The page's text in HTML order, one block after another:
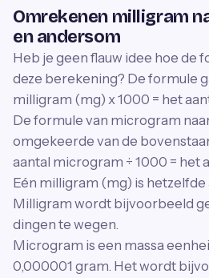
Omrekenen milligram
en andersom
Heb je geen flauw idee hoe de
deze berekening? De formule
milligram (mg) x 1000 = het
De formule van microgram
omgekeerde van de
aantal microgram ÷ 1000 = het
Eén milligram (mg) is hetzelfde
Milligram wordt bijvoorbeeld
dingen te wegen.
Microgram is een massa
0,000001 gram. Het wordt